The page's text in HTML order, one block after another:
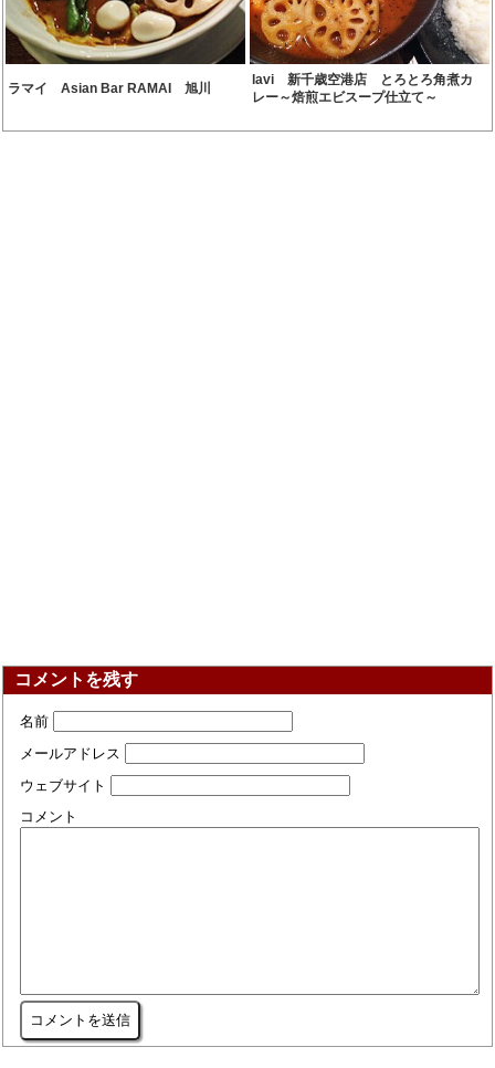
ラマイ Asian Bar RAMAI 旭川
lavi 新千歳空港店 とろとろ角煮カ
レー～焙煎エビスープ仕立て～
コメントを残す
名前
メールアドレス
ウェブサイト
コメント